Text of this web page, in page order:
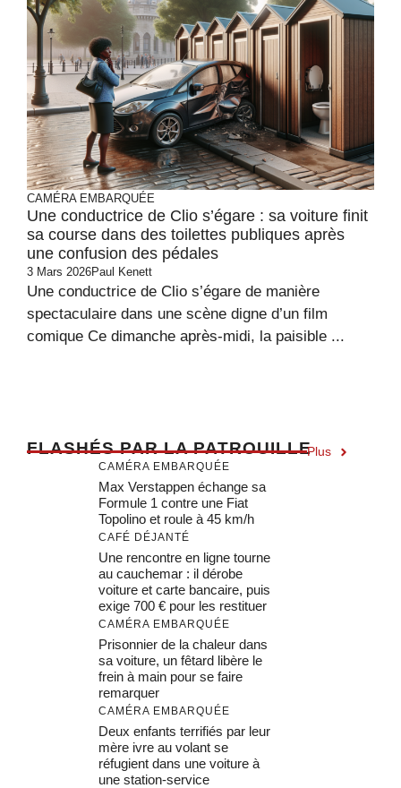
CAMÉRA EMBARQUÉE
Une conductrice de Clio s’égare : sa voiture finit
sa course dans des toilettes publiques après
une confusion des pédales
3 Mars 2026Paul Kenett
Une conductrice de Clio s’égare de manière
spectaculaire dans une scène digne d’un film
comique Ce dimanche après-midi, la paisible ...
FLASHÉS PAR LA PATROUILLEPlus
CAMÉRA EMBARQUÉE
Max Verstappen échange sa
Formule 1 contre une Fiat
Topolino et roule à 45 km/h
CAFÉ DÉJANTÉ
Une rencontre en ligne tourne
au cauchemar : il dérobe
voiture et carte bancaire, puis
exige 700 € pour les restituer
CAMÉRA EMBARQUÉE
Prisonnier de la chaleur dans
sa voiture, un fêtard libère le
frein à main pour se faire
remarquer
CAMÉRA EMBARQUÉE
Deux enfants terrifiés par leur
mère ivre au volant se
réfugient dans une voiture à
une station-service